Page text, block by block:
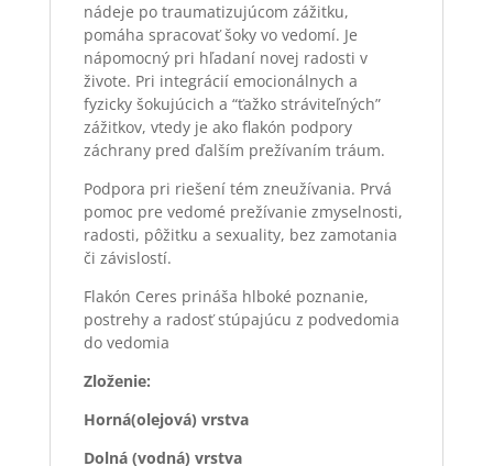
nádeje po traumatizujúcom zážitku,
pomáha spracovať šoky vo vedomí. Je
nápomocný pri hľadaní novej radosti v
živote. Pri integrácií emocionálnych a
fyzicky šokujúcich a “ťažko stráviteľných”
zážitkov, vtedy je ako flakón podpory
záchrany pred ďalším prežívaním tráum.
Podpora pri riešení tém zneužívania. Prvá
pomoc pre vedomé prežívanie zmyselnosti,
radosti, pôžitku a sexuality, bez zamotania
či závislostí.
Flakón Ceres prináša hlboké poznanie,
postrehy a radosť stúpajúcu z podvedomia
do vedomia
Zloženie:
Horná(olejová) vrstva
Dolná (vodná) vrstva